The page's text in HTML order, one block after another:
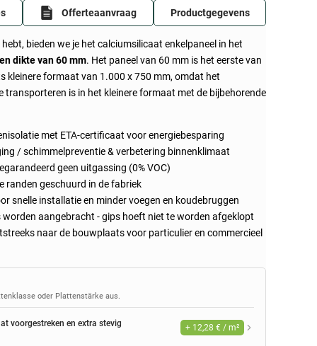
bieden we je het calciumsilicaat enkelpaneel in het
dikte van 60 mm. Het paneel van 60 mm is het eerste van
kleinere formaat van 1.000 x 750 mm, omdat het
transporteren is in het kleinere formaat met de bijbehorende
met ETA-certificaat voor energiebesparing
/ schimmelpreventie & verbetering binnenklimaat
geen uitgassing (0% VOC)
randen geschuurd in de fabriek
snelle installatie en minder voegen en koudebruggen
aangebracht - gips hoeft niet te worden afgeklopt
naar de bouwplaats voor particulier en commercieel
oder Plattenstärke aus.
voorgestreken en extra stevig + 12,28 € / m²
Offerteaanvraag Productgegevens